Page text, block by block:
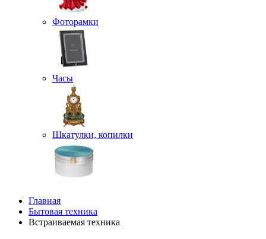
Фоторамки
Часы
Шкатулки, копилки
Главная
Бытовая техника
Встраиваемая техника